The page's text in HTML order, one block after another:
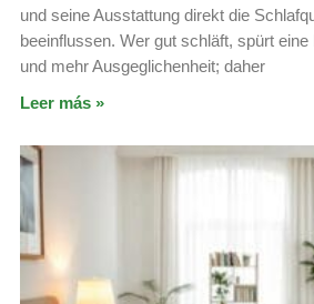
und seine Ausstattung direkt die
beeinflussen. Wer gut schläft, spürt
und mehr Ausgeglichenheit; daher
Leer más »